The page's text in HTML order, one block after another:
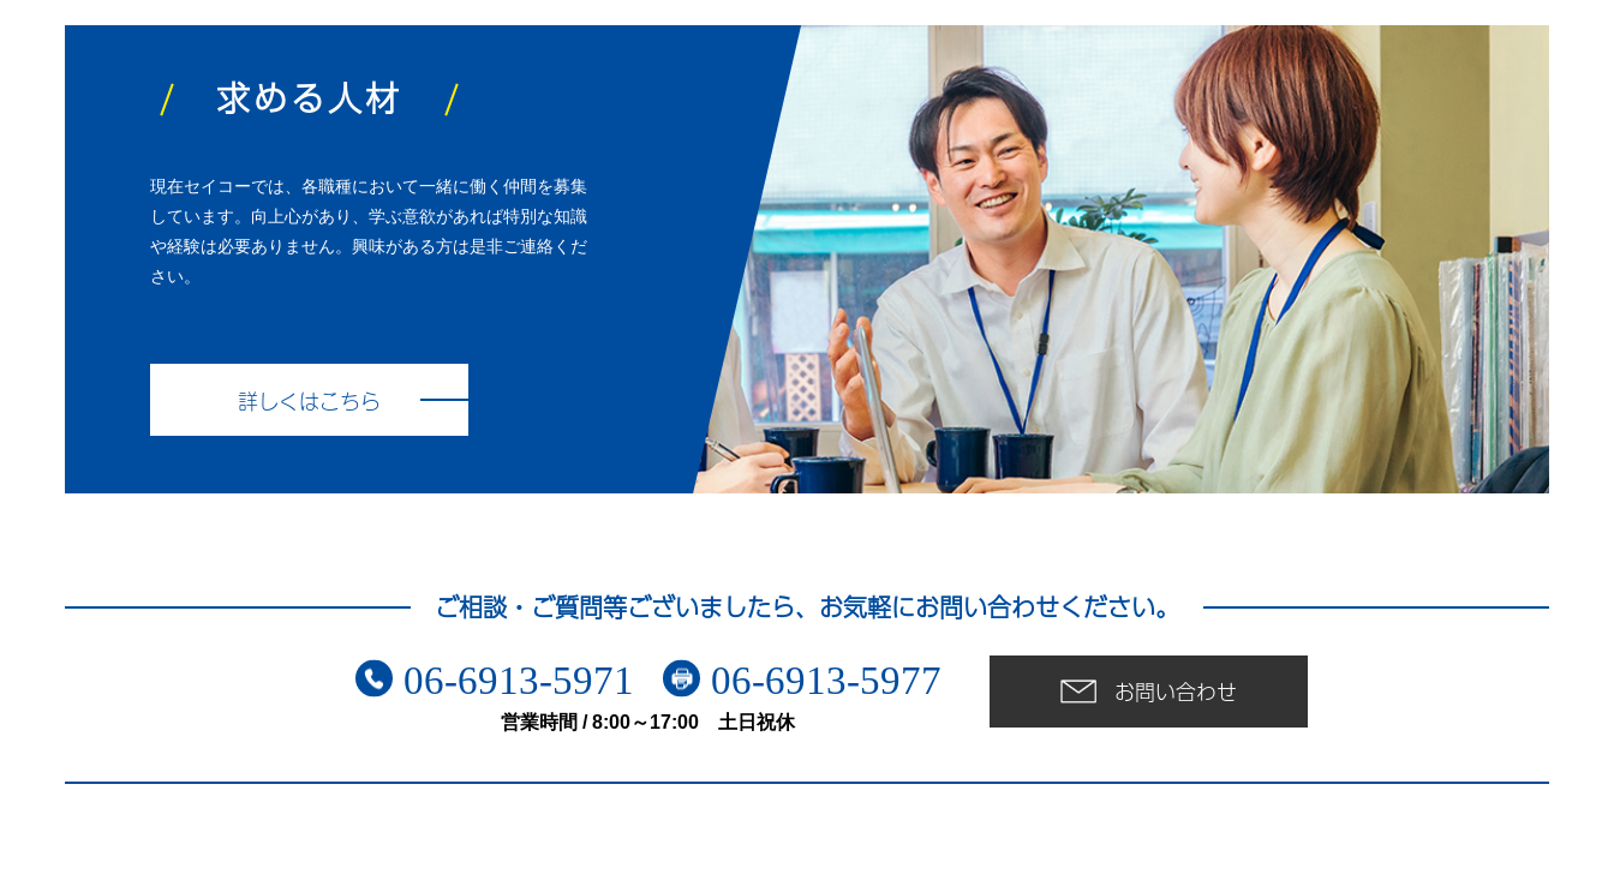
求める人材
現在セイコーでは、各職種において一緒に働く仲間を募集
しています。向上心があり、学ぶ意欲があれば特別な知識
や経験は必要ありません。興味がある方は是非ご連絡くだ
さい。
詳しくはこちら
ご相談・ご質問等ございましたら、お気軽にお問い合わせください。
06-6913-5971 06-6913-5977
営業時間 / 8:00～17:00 土日祝休
お問い合わせ